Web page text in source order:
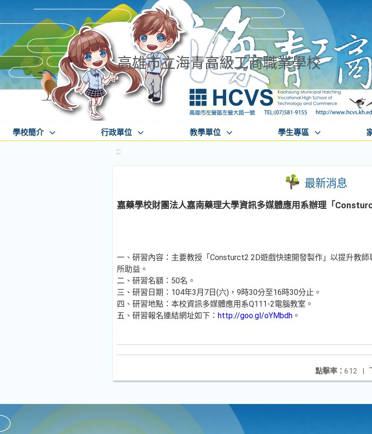
高雄市立海青高級工商職業學校
學校簡介 行政單位 教學單位 學生專區
:::
最新消息
嘉藥學校財團法人嘉南藥理大學資訊多媒體應用系辦理「
一、研習內容：主要教授「Consturct2 2D遊戲快速開發製作」以提升教
所助益。
二、研習名額：50名。
三、研習日期：104年3月7日(六)，9時30分至16時30分止。
四、研習地點：本校資訊多媒體應用系Q111-2電腦教室。
五、研習報名連結網址如下： http://goo.gl/oYMbdh 。
點擊率： 612 |